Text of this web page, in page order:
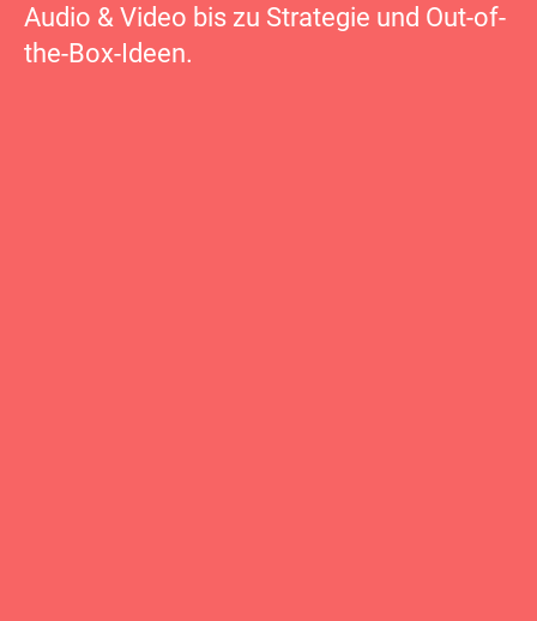
Audio & Video bis zu Strategie und Out-of-
the-Box-Ideen.